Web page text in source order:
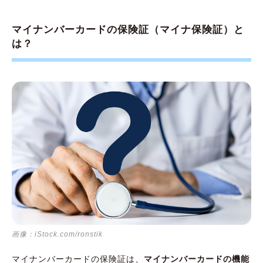
マイナンバーカードの保険証（マイナ保険証）と
は？
画像：iStock.com/ronstik
マイナンバーカードの保険証は、 マイナンバーカードの機能